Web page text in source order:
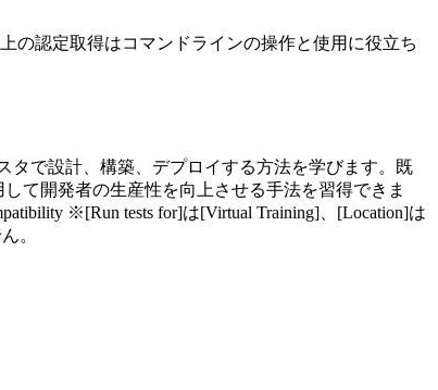
の認定取得はコマンドラインの操作と使用に役立ち
タで設計、構築、デプロイする方法を学びます。既
て開発者の生産性を向上させる手法を習得できま
※[Run tests for]は[Virtual Training]、[Location]は
。